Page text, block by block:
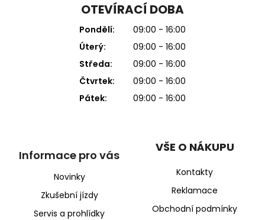
OTEVÍRACÍ DOBA
Pondělí:
09:00 - 16:00
Úterý:
09:00 - 16:00
Středa:
09:00 - 16:00
Čtvrtek:
09:00 - 16:00
Pátek:
09:00 - 16:00
Informace pro vás
Novinky
Zkušební jízdy
Servis a prohlídky
VŠE O NÁKUPU
Kontakty
Reklamace
Obchodní podmínky